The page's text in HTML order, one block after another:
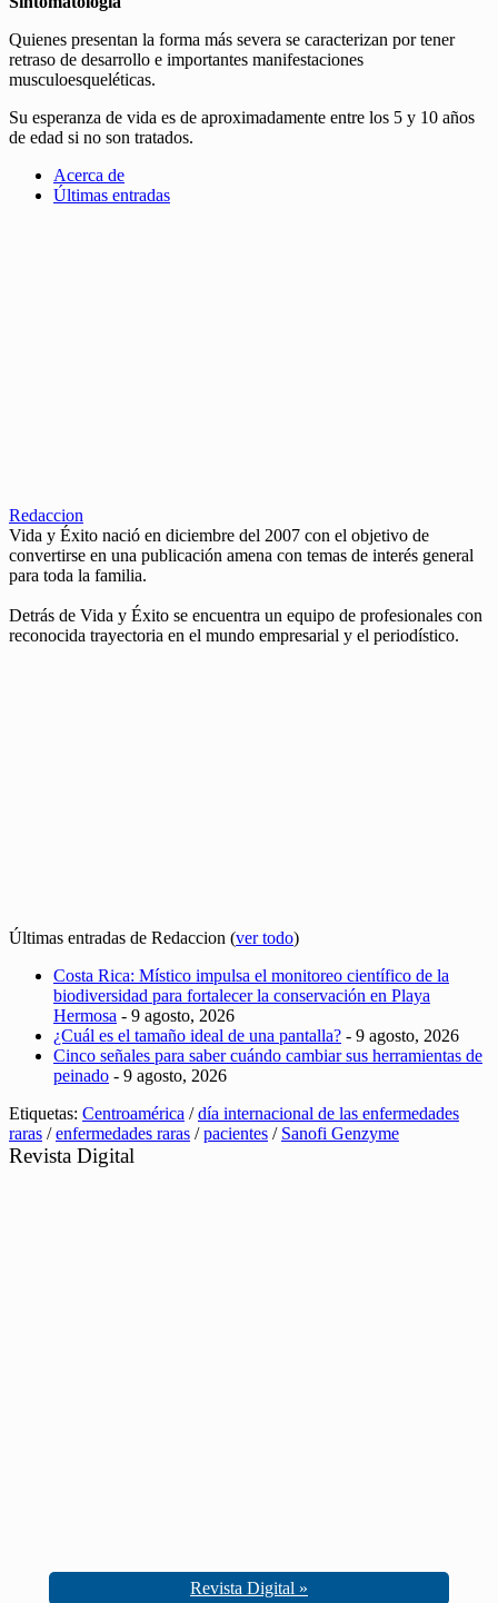
Quienes presentan la forma más severa se caracterizan por tener
retraso de desarrollo e importantes manifestaciones
musculoesqueléticas.
Su esperanza de vida es de aproximadamente entre los 5 y 10 años
de edad si no son tratados.
Acerca de
Últimas entradas
Redaccion
Vida y Éxito nació en diciembre del 2007 con el objetivo de
convertirse en una publicación amena con temas de interés general
para toda la familia.
Detrás de Vida y Éxito se encuentra un equipo de profesionales con
reconocida trayectoria en el mundo empresarial y el periodístico.
Últimas entradas de Redaccion (ver todo)
Costa Rica: Místico impulsa el monitoreo científico de la
biodiversidad para fortalecer la conservación en Playa
Hermosa - 9 agosto, 2026
¿Cuál es el tamaño ideal de una pantalla? - 9 agosto, 2026
Cinco señales para saber cuándo cambiar sus herramientas de
peinado - 9 agosto, 2026
Etiquetas: Centroamérica /día internacional de las enfermedades
raras /enfermedades raras /pacientes / Sanofi Genzyme
Revista Digital
Revista Digital »